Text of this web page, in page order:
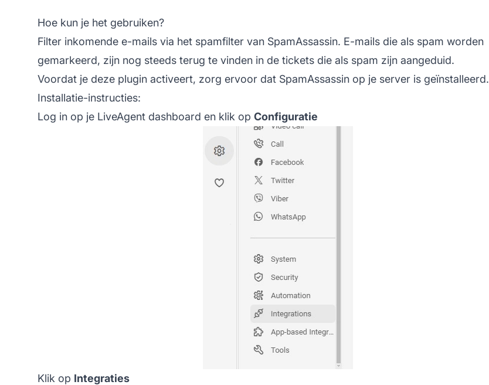
Hoe kun je het gebruiken?
Filter inkomende e-mails via het spamfilter van SpamAssassin. E-mails die als spam worden
gemarkeerd, zijn nog steeds terug te vinden in de tickets die als spam zijn aangeduid.
Voordat je deze plugin activeert, zorg ervoor dat SpamAssassin op je server is geïnstalleerd.
Installatie-instructies:
Log in op je LiveAgent dashboard en klik op Configuratie
Klik op Integraties